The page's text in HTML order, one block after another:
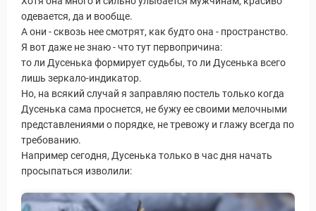
одевается, да и вообще.
А они - сквозь нее смотрят, как будто она - пространство.
Я вот даже не знаю - что тут первопричина:
то ли Дусенька формирует судьбы, то ли Дусенька всего
лишь зеркало-индикатор.
Но, на всякий случай я заправляю постель только когда
Дусенька сама проснется, не бужу ее своими мелочными
представлениями о порядке, не тревожу и глажу всегда по
требованию.
Например сегодня, Дусенька только в час дня начать
просыпаться изволили: